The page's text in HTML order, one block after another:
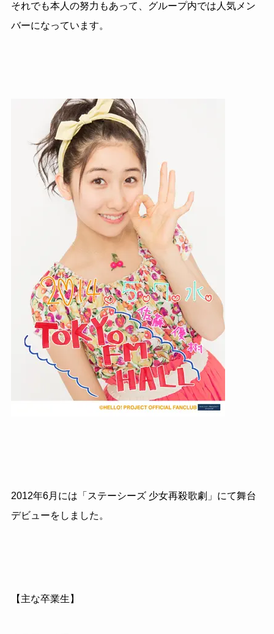
それでも本人の努力もあって、グループ内では人気メン
バーになっています。
2012年6月には「ステーシーズ 少女再殺歌劇」にて舞台
デビューをしました。
【主な卒業生】